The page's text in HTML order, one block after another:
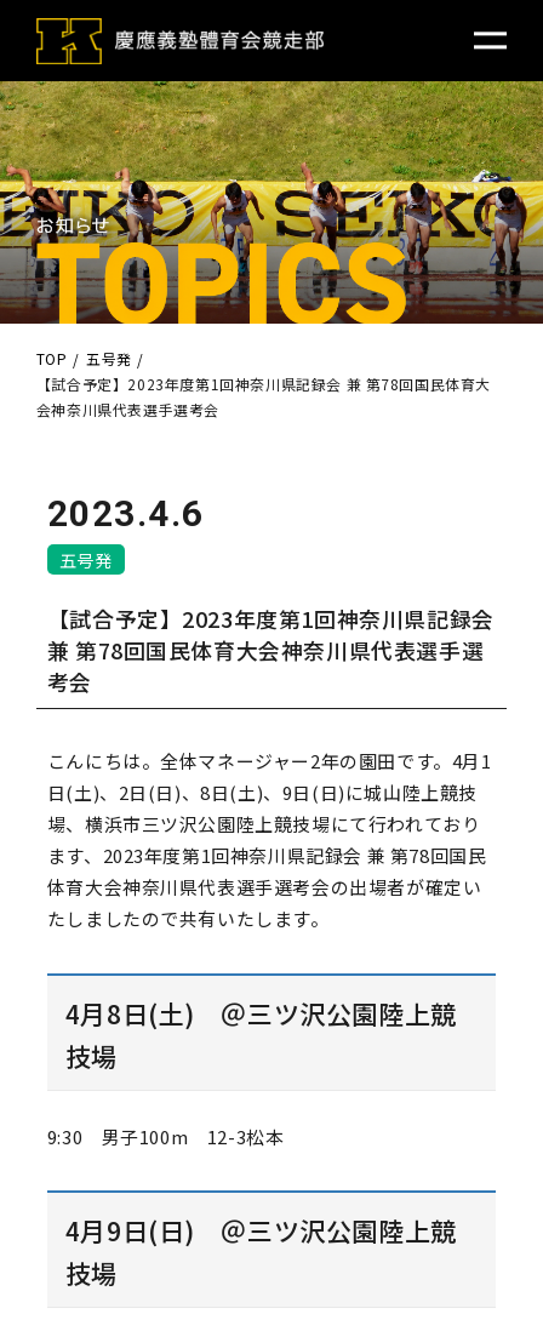
TOP
五号発
【試合予定】2023年度第1回神奈川県記録会 兼 第78回国民体育大
会神奈川県代表選手選考会
2023.4.6
五号発
【試合予定】2023年度第1回神奈川県記録会
兼 第78回国民体育大会神奈川県代表選手選
考会
こんにちは。全体マネージャー2年の園田です。4月1
日(土)、2日(日)、8日(土)、9日(日)に城山陸上競技
場、横浜市三ツ沢公園陸上競技場にて行われており
ます、2023年度第1回神奈川県記録会 兼 第78回国民
体育大会神奈川県代表選手選考会の出場者が確定い
たしましたので共有いたします。
4月8日(土) ＠三ツ沢公園陸上競
技場
9:30 男子100m 12-3松本
4月9日(日) ＠三ツ沢公園陸上競
技場